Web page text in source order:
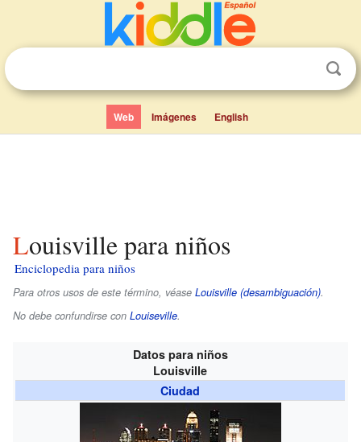
Web Imágenes English
Louisville para niños
Enciclopedia para niños
Para otros usos de este término, véase Louisville (desambiguación).
No debe confundirse con Louiseville.
Datos para niños
Louisville
Ciudad